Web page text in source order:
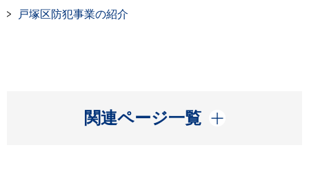
戸塚区防犯事業の紹介
関連ページ一覧
開く